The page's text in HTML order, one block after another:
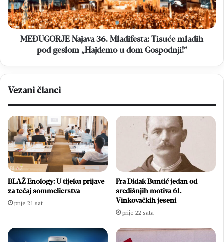
pod
geslom
„Hajdemo
MEĐUGORJE Najava 36. Mladifesta: Tisuće mladih
pod geslom „Hajdemo u dom Gospodnji!”
Vezani članci
BLAŽ Enology: U tijeku prijave
za tečaj sommelierstva
prije 21 sat
Fra Didak Buntić jedan od
središnjih motiva 61.
Vinkovačkih jeseni
prije 22 sata